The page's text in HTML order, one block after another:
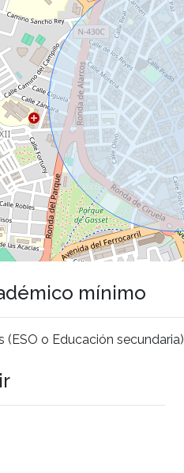
mínimo
o Educación secundaria)